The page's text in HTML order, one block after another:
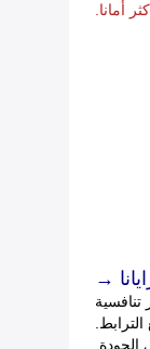
→
الجودة.